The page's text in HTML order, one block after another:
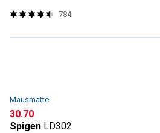
784
Mausmatte
CHF
30.70
Spigen LD302